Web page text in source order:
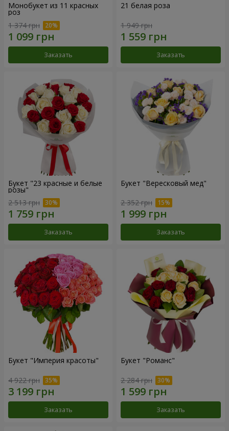
Монобукет из 11 красных
роз
1 374 грн
Заказать
21 белая роза
1 949 грн
Заказать
Букет "23 красные и белые
розы"
2 513 грн
Заказать
Букет "Вересковый мед"
2 352 грн
Заказать
Букет "Империя красоты"
4 922 грн
Заказать
Букет "Романс"
2 284 грн
Заказать